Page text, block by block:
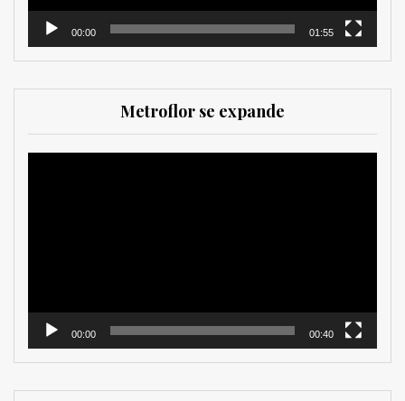
00:00 01:55
Metroflor se expande
00:00 00:40